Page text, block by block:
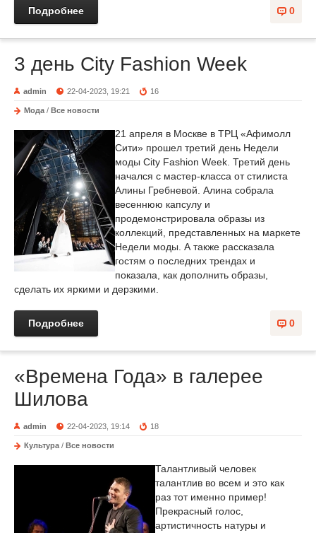
0
Подробнее
3 день City Fashion Week
admin 22-04-2023, 19:21 16
Мода / Все новости
21 апреля в Москве в ТРЦ «Афимолл
Сити» прошел третий день Недели
моды City Fashion Week. Третий день
начался с мастер-класса от стилиста
Алины Гребневой. Алина собрала
весеннюю капсулу и
продемонстрировала образы из
коллекций, представленных на маркете
Недели моды. А также рассказала
гостям о последних трендах и
показала, как дополнить образы,
сделать их яркими и дерзкими.
0
Подробнее
«Времена Года» в галерее
Шилова
admin 22-04-2023, 19:14 18
Культура / Все новости
Талантливый человек
талантлив во всем и это как
раз тот именно пример!
Прекрасный голос,
артистичность натуры и